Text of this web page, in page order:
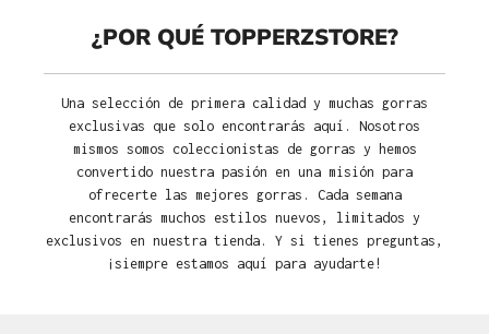
¿POR QUÉ TOPPERZSTORE?
Una selección de primera calidad y muchas gorras
exclusivas que solo encontrarás aquí. Nosotros
mismos somos coleccionistas de gorras y hemos
convertido nuestra pasión en una misión para
ofrecerte las mejores gorras. Cada semana
encontrarás muchos estilos nuevos, limitados y
exclusivos en nuestra tienda. Y si tienes preguntas,
¡siempre estamos aquí para ayudarte!